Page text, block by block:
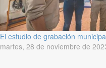
El estudio de grabación
martes, 28 de noviembre de